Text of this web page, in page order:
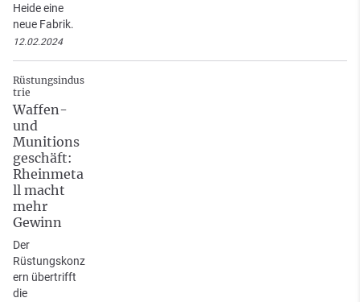
Heide eine
neue Fabrik.
12.02.2024
Rüstungsindus
trie
Waffen-
und
Munitions
geschäft:
Rheinmeta
ll macht
mehr
Gewinn
Der
Rüstungskonz
ern übertrifft
die